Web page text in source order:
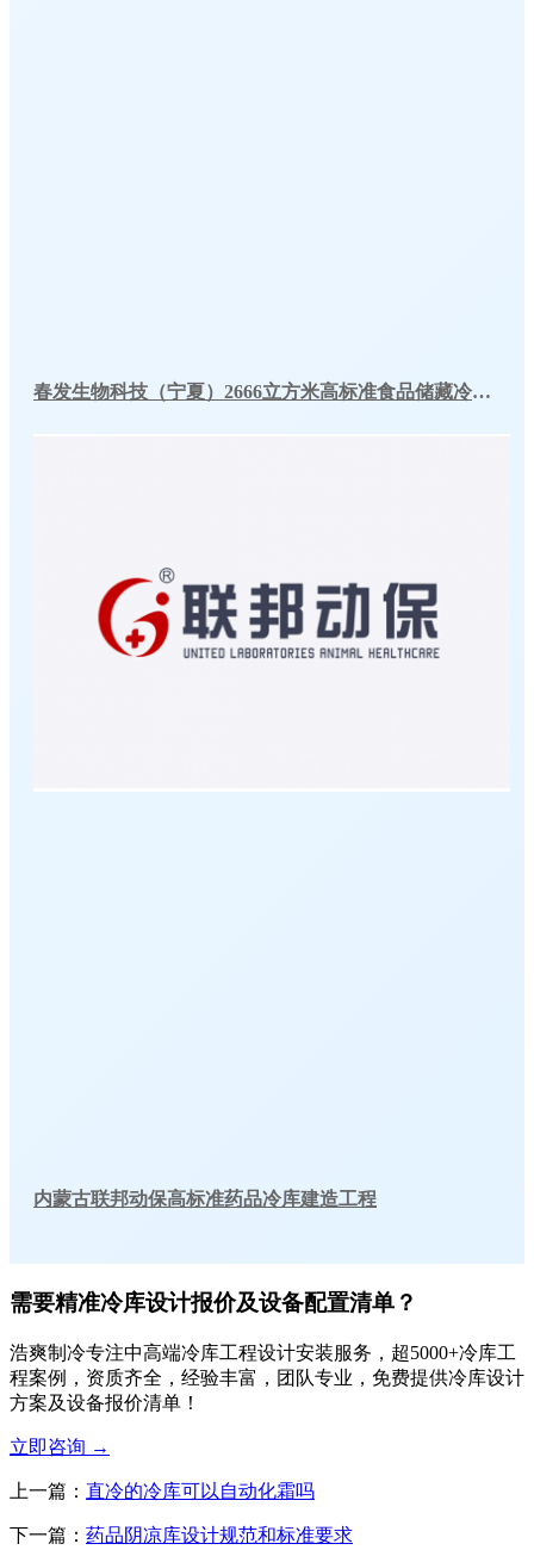
春发生物科技（宁夏）2666立方米高标准食品储藏冷库工程案例
内蒙古联邦动保高标准药品冷库建造工程
需要精准冷库设计报价及设备配置清单？
浩爽制冷专注中高端冷库工程设计安装服务，超5000+冷库工
程案例，资质齐全，经验丰富，团队专业，免费提供冷库设计
方案及设备报价清单！
立即咨询 →
上一篇： 直冷的冷库可以自动化霜吗
下一篇： 药品阴凉库设计规范和标准要求